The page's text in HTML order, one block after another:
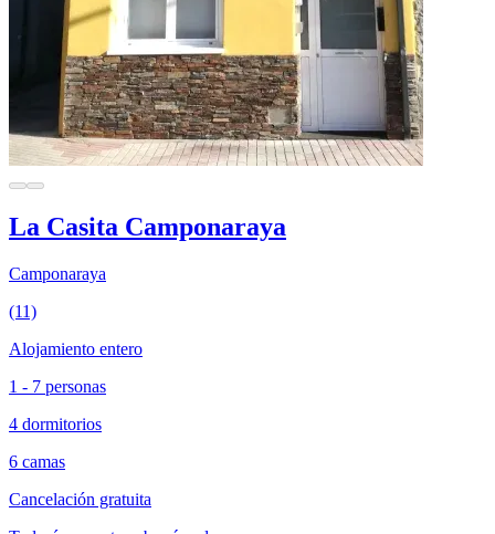
La Casita Camponaraya
Camponaraya
(11)
Alojamiento entero
1 - 7 personas
4 dormitorios
6 camas
Cancelación gratuita